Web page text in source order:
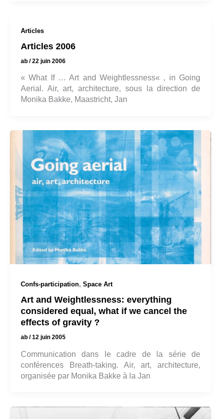
Articles
Articles 2006
ab /22 juin 2006
« What If … Art and Weightlessness« , in Going
Aerial. Air, art, architecture, sous la direction de
Monika Bakke, Maastricht, Jan
Confs-participation, Space Art
Art and Weightlessness: everything
considered equal, what if we cancel the
effects of gravity ?
ab /12 juin 2005
Communication dans le cadre de la série de
conférences Breath-taking. Air, art, architecture,
organisée par Monika Bakke à la Jan